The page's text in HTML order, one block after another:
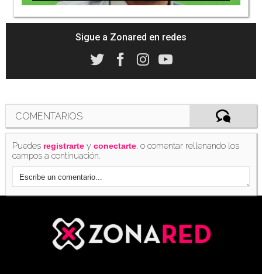
Sigue a Zonared en redes
COMENTARIOS
Puedes registrarte yconectarte, o comentar rellenando los
campos a continuación.